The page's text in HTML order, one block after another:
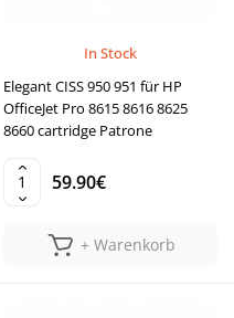
In Stock
Elegant CISS 950 951 für HP
OfficeJet Pro 8615 8616 8625
8660 cartridge Patrone
59.90€
+ Warenkorb